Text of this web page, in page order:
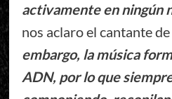
activamente en ningún
nos aclaro el cantante
embargo, la música
ADN, por lo que